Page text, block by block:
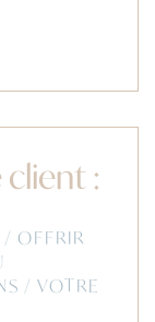
:
/ OFFRIR
/ VOTRE